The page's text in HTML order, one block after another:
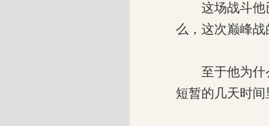
这场战斗他已
么，这次巅峰战
至于他为什么
短暂的几天时间